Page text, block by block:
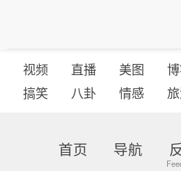
视频 直播 美图
搞笑
八卦 情感
首页 导航